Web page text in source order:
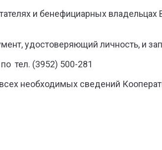
и бенефициарных
удостоверяющий личность, и
тел. (3952) 500-281
необходимых сведений